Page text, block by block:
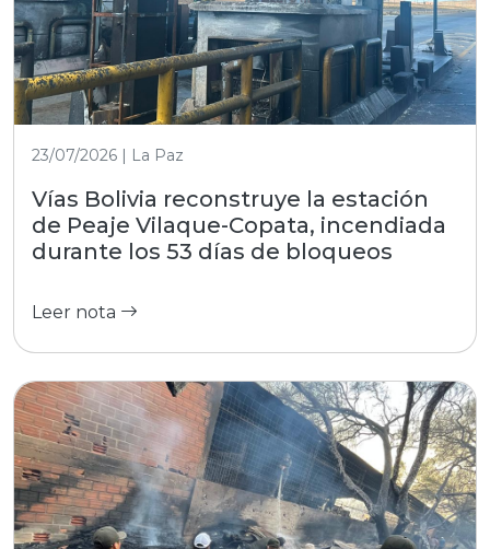
23/07/2026 | La Paz
Vías Bolivia reconstruye la estación
de Peaje Vilaque-Copata, incendiada
durante los 53 días de bloqueos
Leer nota